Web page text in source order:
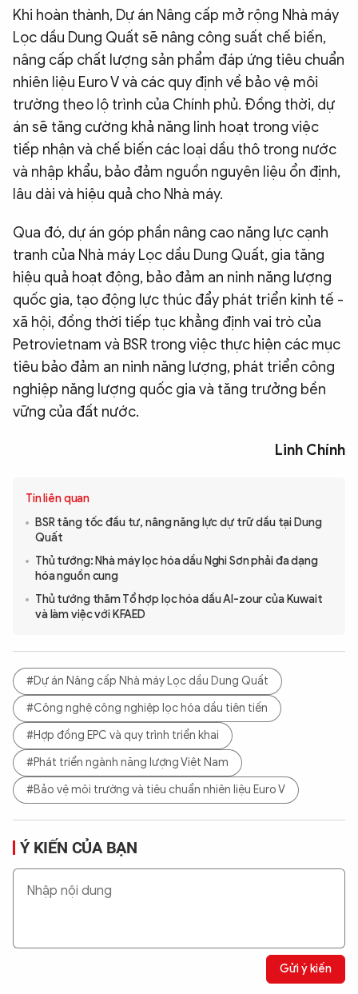
Khi hoàn thành, Dự án Nâng cấp mở rộng Nhà máy
Lọc dầu Dung Quất sẽ nâng công suất chế biến,
nâng cấp chất lượng sản phẩm đáp ứng tiêu chuẩn
nhiên liệu Euro V và các quy định về bảo vệ môi
trường theo lộ trình của Chính phủ. Đồng thời, dự
án sẽ tăng cường khả năng linh hoạt trong việc
tiếp nhận và chế biến các loại dầu thô trong nước
và nhập khẩu, bảo đảm nguồn nguyên liệu ổn định,
lâu dài và hiệu quả cho Nhà máy.
Qua đó, dự án góp phần nâng cao năng lực cạnh
tranh của Nhà máy Lọc dầu Dung Quất, gia tăng
hiệu quả hoạt động, bảo đảm an ninh năng lượng
quốc gia, tạo động lực thúc đẩy phát triển kinh tế -
xã hội, đồng thời tiếp tục khẳng định vai trò của
Petrovietnam và BSR trong việc thực hiện các mục
tiêu bảo đảm an ninh năng lượng, phát triển công
nghiệp năng lượng quốc gia và tăng trưởng bền
vững của đất nước.
Linh Chính
Tin liên quan
BSR tăng tốc đầu tư, nâng năng lực dự trữ dầu tại Dung
Quất
Thủ tướng: Nhà máy lọc hóa dầu Nghi Sơn phải đa dạng
hóa nguồn cung
Thủ tướng thăm Tổ hợp lọc hóa dầu Al-zour của Kuwait
và làm việc với KFAED
#Dự án Nâng cấp Nhà máy Lọc dầu Dung Quất
#Công nghệ công nghiệp lọc hóa dầu tiên tiến
#Hợp đồng EPC và quy trình triển khai
#Phát triển ngành năng lượng Việt Nam
#Bảo vệ môi trường và tiêu chuẩn nhiên liệu Euro V
Ý KIẾN CỦA BẠN
Gửi ý kiến